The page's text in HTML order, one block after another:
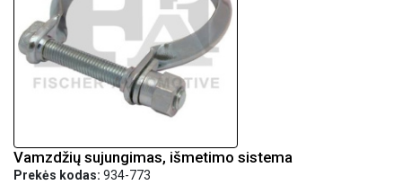
Vamzdžių sujungimas, išmetimo sistema
Prekės kodas: 934-773